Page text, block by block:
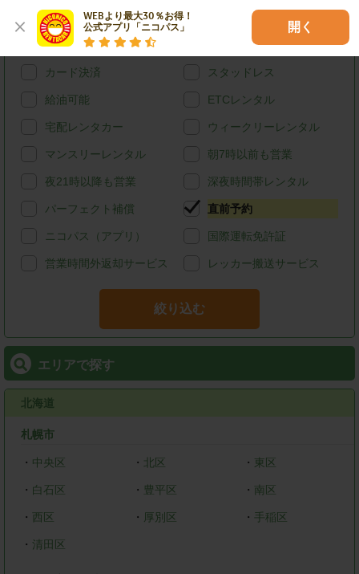
WEBより最大30％お得！
公式アプリ「ニコパス」
開く
特徴で探す
ハイブリッド
カード決済 スタッドレス
給油可能 ETCレンタル
宅配レンタカー ウィークリーレンタル
マンスリーレンタル 朝7時以前も営業
夜21時以降も営業 深夜時間帯レンタル
パーフェクト補償 直前予約
ニコパス（アプリ） 国際運転免許証
営業時間外返却サービス レッカー搬送サービス
絞り込む
エリアで探す
北海道
札幌市
・ 中央区 ・ 北区 ・ 東区
・ 白石区 ・ 豊平区 ・ 南区
・ 西区 ・ 厚別区 ・ 手稲区
・ 清田区